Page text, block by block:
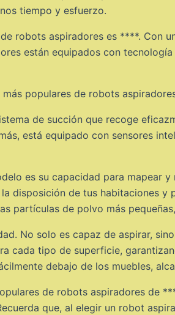
tiempo y esfuerzo.
robots aspiradores es ****. Con
están equipados con
populares de robots
de succión que recoge
está equipado con sensores
es su capacidad para mapear
disposición de tus habitaciones
partículas de polvo más
No solo es capaz de aspirar,
cada tipo de superficie,
debajo de los muebles,
de robots aspiradores de
que, al elegir un robot